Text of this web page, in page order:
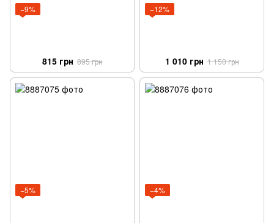
−9%
815 грн 895 грн
−12%
1 010 грн 1 150 грн
−5% −4%